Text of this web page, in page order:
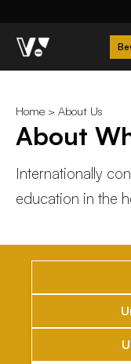
Home > About Us
About
Internationally
education in the